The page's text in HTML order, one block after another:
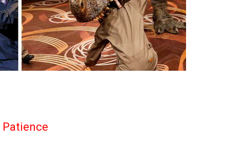
Patience